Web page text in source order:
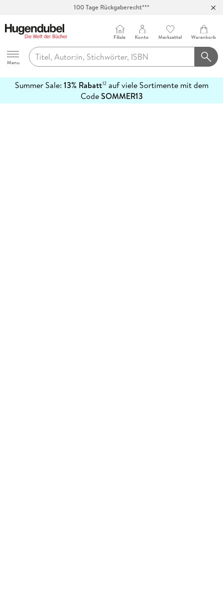
100 Tage Rückgaberecht***
Hugendubel
Menu
Filiale Konto Merkzettel Warenkorb
Summer Sale: 13% Rabatt12auf viele Sortimente mit dem
CodeSOMMER13
erfahren